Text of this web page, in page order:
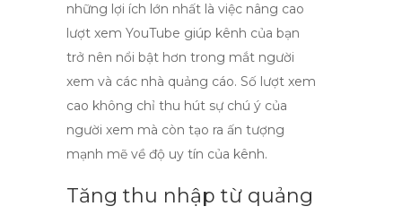
những lợi ích lớn nhất là việc nâng cao
lượt xem YouTube giúp kênh của bạn
trở nên nổi bật hơn trong mắt người
xem và các nhà quảng cáo. Số lượt xem
cao không chỉ thu hút sự chú ý của
người xem mà còn tạo ra ấn tượng
mạnh mẽ về độ uy tín của kênh.
Tăng thu nhập từ quảng